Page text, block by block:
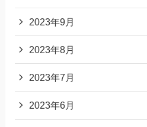
2023年9月
2023年8月
2023年7月
2023年6月